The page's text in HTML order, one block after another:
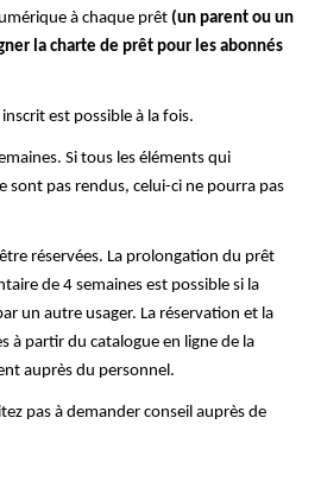
à chaque prêt (un parent ou un
la charte de prêt pour les abonnés
est possible à la fois.
Si tous les éléments qui
sont pas rendus, celui-ci ne pourra pas
réservées. La prolongation du prêt
de 4 semaines est possible si la
un autre usager. La réservation et la
à partir du catalogue en ligne de la
auprès du personnel.
pas à demander conseil auprès de